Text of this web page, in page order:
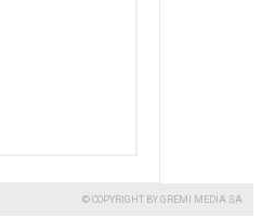
© COPYRIGHT BY GREMI MEDIA SA